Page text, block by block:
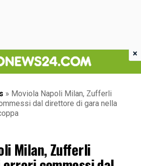
» Moviola Napoli Milan, Zufferli
dal direttore di gara nella
Milan, Zufferli
×